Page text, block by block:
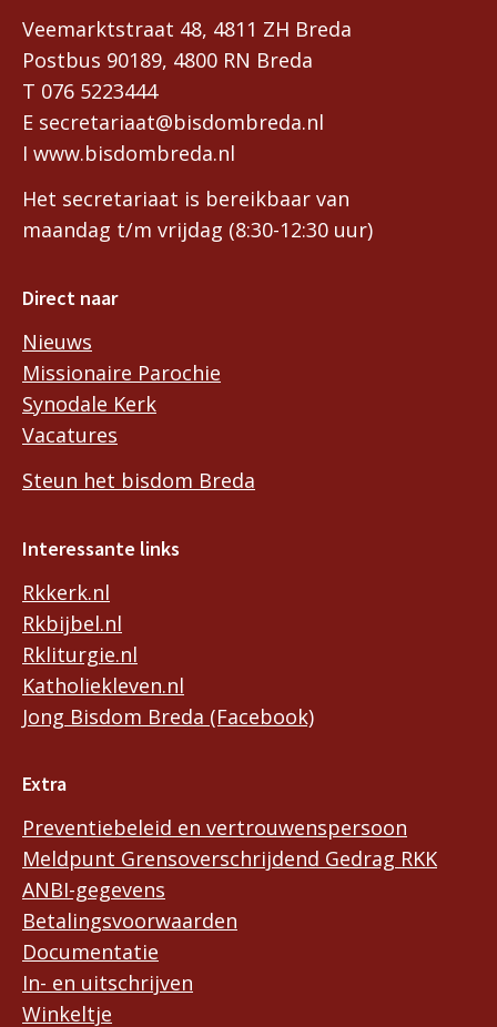
Veemarktstraat 48, 4811 ZH Breda
Postbus 90189, 4800 RN Breda
T 076 5223444
E secretariaat@bisdombreda.nl
I www.bisdombreda.nl
Het secretariaat is bereikbaar van
maandag t/m vrijdag (8:30-12:30 uur)
Direct naar
Nieuws
Missionaire Parochie
Synodale Kerk
Vacatures
Steun het bisdom Breda
Interessante links
Rkkerk.nl
Rkbijbel.nl
Rkliturgie.nl
Katholiekleven.nl
Jong Bisdom Breda (Facebook)
Extra
Preventiebeleid en vertrouwenspersoon
Meldpunt Grensoverschrijdend Gedrag RKK
ANBI-gegevens
Betalingsvoorwaarden
Documentatie
In- en uitschrijven
Winkeltje